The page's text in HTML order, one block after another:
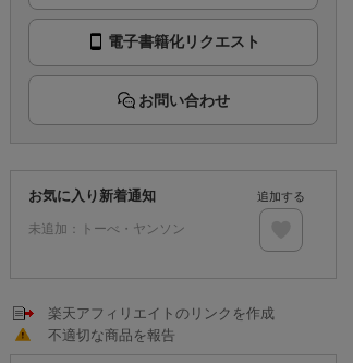
電子書籍化リクエスト
お問い合わせ
お気に入り新着通知
未追加： トーべ・ヤンソン
追加する
楽天アフィリエイトのリンクを作成
不適切な商品を報告